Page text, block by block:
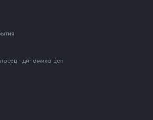
- динамика цен